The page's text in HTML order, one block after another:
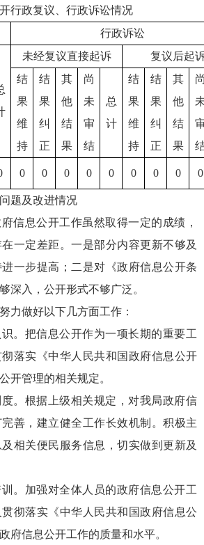
行政复议、行政诉讼情况
行政诉讼
未经复议直接起诉
复议后起
结
果
维
持
结
果
纠
正
其
他
结
果
尚
未
审
结
总
计
结
果
维
持
结
果
纠
正
其
他
结
果
0 0 0 0 0 0 0 0 0
题及改进情况
信息公开工作虽然取得一定的成绩，
一定差距。一是部分内容更新不够及
一步提高；二是对《政府信息公开条
深入，公开形式不够广泛。
力做好以下几方面工作：
。把信息公开作为一项长期的重要工
落实《中华人民共和国政府信息公开
开管理的相关规定。
。根据上级相关规定，对我局政府信
善，建立健全工作长效机制。积极主
相关便民服务信息，切实做到更新及
。加强对全体人员的政府信息公开工
彻落实《中华人民共和国政府信息公
府信息公开工作的质量和水平。